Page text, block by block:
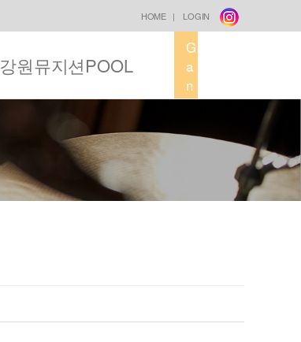
HOME | LOGIN
강원뮤지션POOL
G
a
n
g
o
u